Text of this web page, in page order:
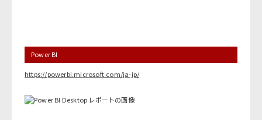
Power BI
https://powerbi.microsoft.com/ja-jp/